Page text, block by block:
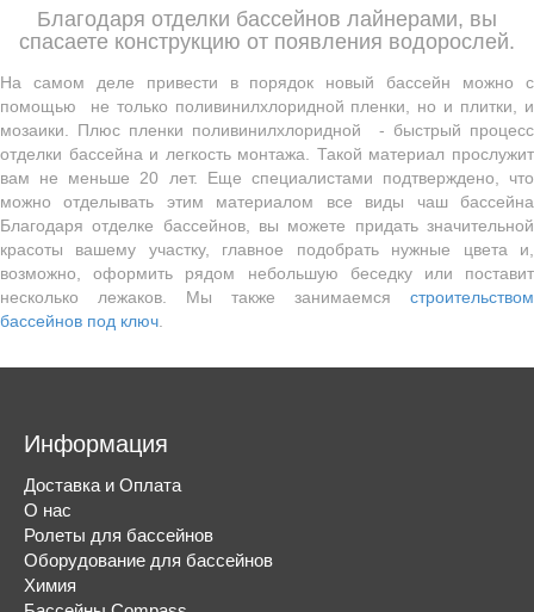
Благодаря отделки бассейнов лайнерами, вы
спасаете конструкцию от появления водорослей.
На самом деле привести в порядок новый бассейн можно с
помощью не только поливинилхлоридной пленки, но и плитки, и
мозаики. Плюс пленки поливинилхлоридной - быстрый процесс
отделки бассейна и легкость монтажа. Такой материал прослужит
вам не меньше 20 лет. Еще специалистами подтверждено, что
можно отделывать этим материалом все виды чаш бассейна
Благодаря отделке бассейнов, вы можете придать значительной
красоты вашему участку, главное подобрать нужные цвета и,
возможно, оформить рядом небольшую беседку или поставит
несколько лежаков. Мы также занимаемся строительством
бассейнов под ключ
Информация
Доставка и Оплата
О нас
Ролеты для бассейнов
Оборудование для бассейнов
Химия